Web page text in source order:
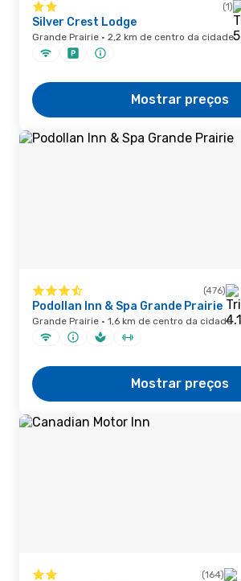
(1)
Silver Crest Lodge
Grande Prairie · 2,2 km de centro da cidade
Mostrar preços
(476)
Podollan Inn & Spa Grande Prairie
Grande Prairie · 1,6 km de centro da cidade
Mostrar preços
(164)